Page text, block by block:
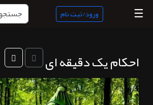
منبع
ناب
☰ ورود/ثبت نام
احکام یک دقیقه ای